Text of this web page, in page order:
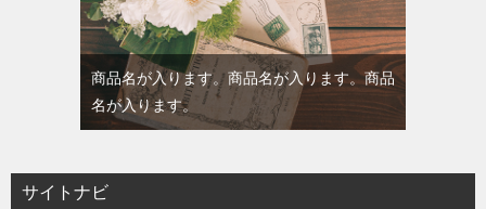
商品名が入ります。商品名が入ります。商品
名が入ります。
サイトナビ